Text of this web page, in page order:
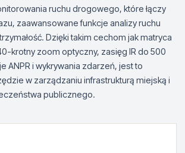
ruchu drogowego, które łączy
zaawansowane funkcje analizy ruchu
Dzięki takim cechom jak matryca
krotny zoom optyczny, zasięg IR do 500
ANPR i wykrywania zdarzeń, jest to
w zarządzaniu infrastrukturą miejską i
publicznego.